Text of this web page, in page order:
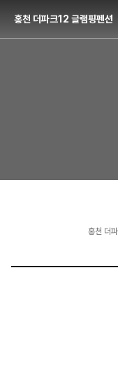
홍천 더파크12 글램핑펜션
홍천 더